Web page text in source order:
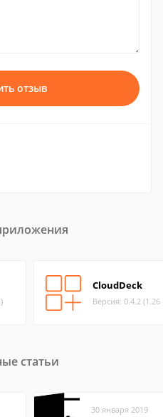
отзыв
CloudDeck
Версия: 0.4.2
статьи
30 января 2019